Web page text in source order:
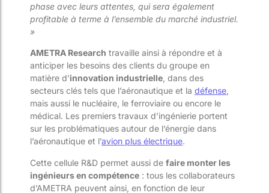
phase avec leurs attentes, qui sera également
profitable à terme à l’ensemble du marché industriel.
»
AMETRA Research travaille ainsi à répondre et à
anticiper les besoins des clients du groupe en
matière d’innovation industrielle , dans des
secteurs clés tels que l’aéronautique et la défense
mais aussi le nucléaire, le ferroviaire ou encore le
médical. Les premiers travaux d’ingénierie portent
sur les problématiques autour de l’énergie dans
l’aéronautique et l’avion plus électrique.
Cette cellule R&D permet aussi de faire monter les
ingénieurs en compétence : tous les collaborateurs
d’AMETRA peuvent ainsi, en fonction de leur